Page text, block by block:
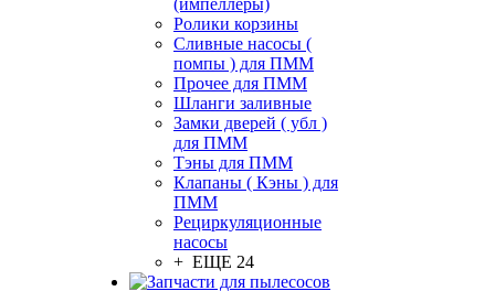
(импеллеры)
Ролики корзины
Сливные насосы (
помпы ) для ПММ
Прочее для ПММ
Шланги заливные
Замки дверей ( убл )
для ПММ
Тэны для ПММ
Клапаны ( Кэны ) для
ПММ
Рециркуляционные
насосы
+ ЕЩЕ 24